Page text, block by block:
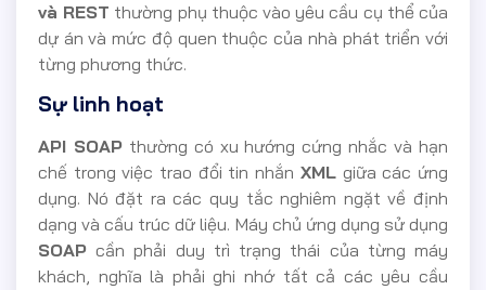
và REST thường phụ thuộc vào yêu cầu cụ thể của
dự án và mức độ quen thuộc của nhà phát triển với
từng phương thức.
Sự linh hoạt
API SOAPthường có xu hướng cứng nhắc và hạn
chế trong việc trao đổi tin nhắn XMLgiữa các ứng
dụng. Nó đặt ra các quy tắc nghiêm ngặt về định
dạng và cấu trúc dữ liệu. Máy chủ ứng dụng sử dụng
SOAP cần phải duy trì trạng thái của từng máy
khách, nghĩa là phải ghi nhớ tất cả các yêu cầu